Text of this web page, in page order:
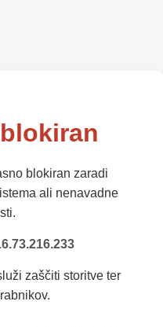
blokiran zaradi
ali nenavadne
zaščiti storitve ter